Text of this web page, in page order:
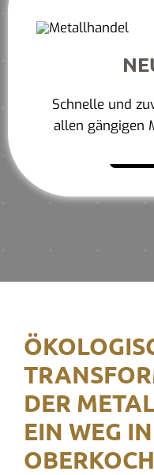
Schnelle und
allen gängigen
DER
EIN WEG